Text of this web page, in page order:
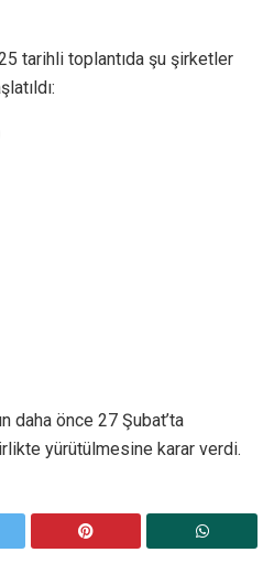
tarihli toplantıda şu şirketler
daha önce 27 Şubat’ta
yürütülmesine karar verdi.